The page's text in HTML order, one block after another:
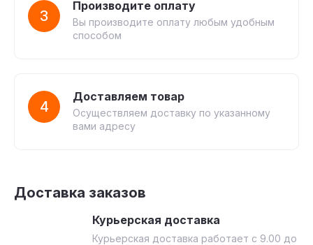
3
Производите оплату
Вы производите оплату любым удобным
способом
4
Доставляем товар
Осуществляем доставку по указанному
вами адресу
Доставка заказов
Курьерская доставка
Курьерская доставка работает с 9.00 до